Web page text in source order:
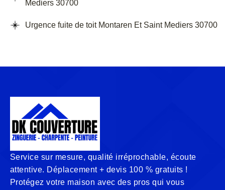
Mediers 30700
Urgence fuite de toit Montaren Et Saint Mediers 30700
Service sur mesure, qualité irréprochable, écoute
attentive. Déplacement + devis 100 % gratuits !
Protégez votre maison avec des pros qui vous